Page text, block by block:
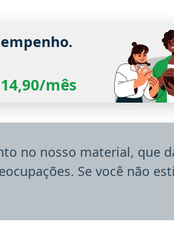
mês
no nosso material, que
Se você não